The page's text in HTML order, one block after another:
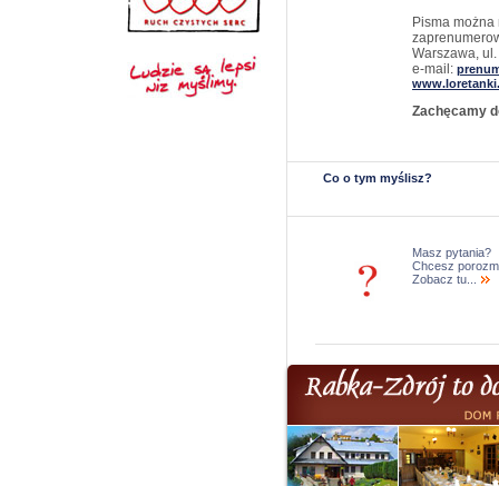
Pisma
Warszawa,
e-mail:
Zachęcamy
Co o tym myślisz?
Masz pytania?
Chcesz
Zobacz tu...